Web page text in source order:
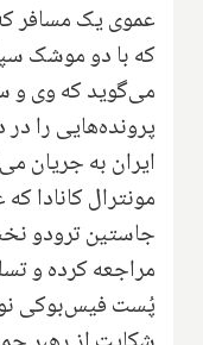
عموی یک مسافر
که با دو موشک
می‌گوید که وی و
پرونده‌هایی را در
ایران به جریان
مونترال کانادا
جاستین ترودو
پُست فیس‌بوکی